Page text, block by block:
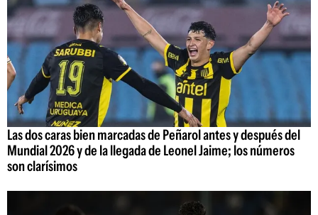
Las dos caras bien marcadas de Peñarol antes y después del
Mundial 2026 y de la llegada de Leonel Jaime; los números
son clarísimos